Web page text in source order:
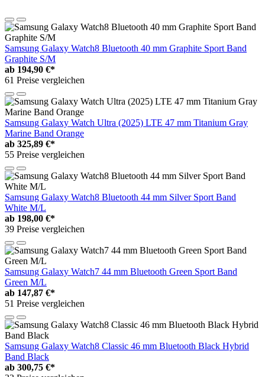
Samsung Galaxy Watch8 Bluetooth 40 mm Graphite Sport Band
Graphite S/M
ab 194,90 €*
61 Preise vergleichen
Samsung Galaxy Watch Ultra (2025) LTE 47 mm Titanium Gray
Marine Band Orange
ab 325,89 €*
55 Preise vergleichen
Samsung Galaxy Watch8 Bluetooth 44 mm Silver Sport Band
White M/L
ab 198,00 €*
39 Preise vergleichen
Samsung Galaxy Watch7 44 mm Bluetooth Green Sport Band
Green M/L
ab 147,87 €*
51 Preise vergleichen
Samsung Galaxy Watch8 Classic 46 mm Bluetooth Black Hybrid
Band Black
ab 300,75 €*